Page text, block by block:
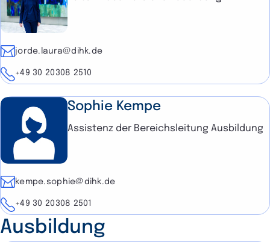
E-Mailjorde.laura@dihk.de
Telefon
+49 30 20308 2510
Sophie Kempe
Assistenz der Bereichsleitung Ausbildung
E-Mailkempe.sophie@dihk.de
Telefon
+49 30 20308 2501
Ausbildung